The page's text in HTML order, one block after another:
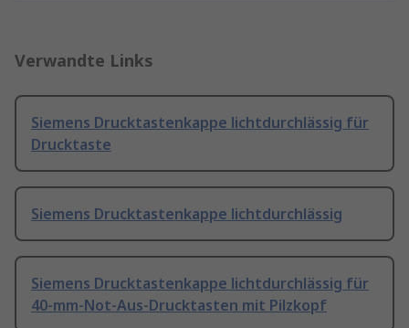
Verwandte Links
Siemens Drucktastenkappe lichtdurchlässig für
Drucktaste
Siemens Drucktastenkappe lichtdurchlässig
Siemens Drucktastenkappe lichtdurchlässig für
40-mm-Not-Aus-Drucktasten mit Pilzkopf